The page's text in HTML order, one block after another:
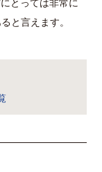
とっては非常に
と言えます。